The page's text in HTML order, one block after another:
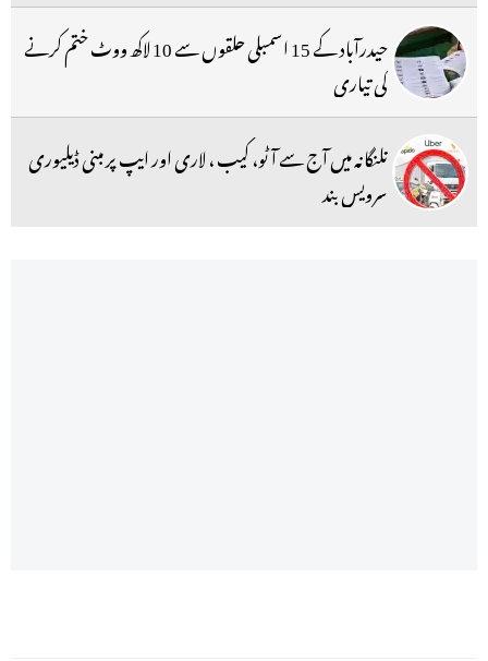
حیدرآباد کے 15 اسمبلی حلقوں سے 10 لاکھ ووٹ ختم کرنے
کی تیاری
تلنگانہ میں آج سے آٹو، کیب ، لاری اور ایپ پر مبنی ڈیلیوری
سرویس بند